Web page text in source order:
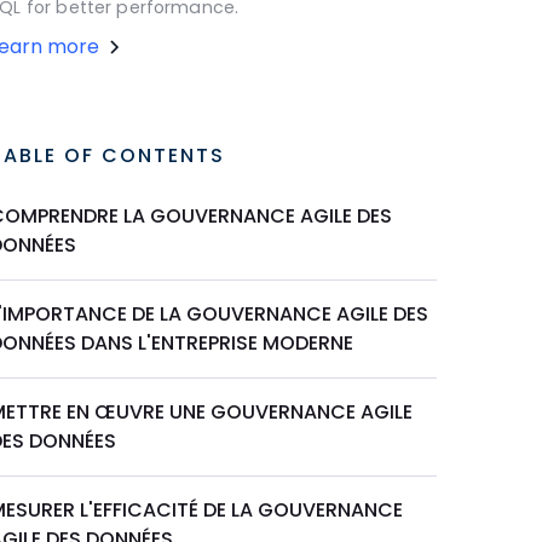
for better performance.
more
OF CONTENTS
LA GOUVERNANCE AGILE DES
DE LA GOUVERNANCE AGILE DES
DANS L'ENTREPRISE MODERNE
EN ŒUVRE UNE GOUVERNANCE AGILE
DONNÉES
L'EFFICACITÉ DE LA GOUVERNANCE